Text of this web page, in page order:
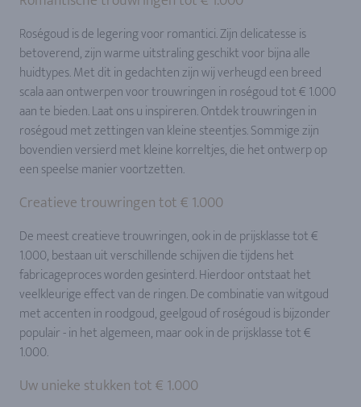
Roségoud is de legering voor romantici. Zijn delicatesse is
betoverend, zijn warme uitstraling geschikt voor bijna alle
huidtypes. Met dit in gedachten zijn wij verheugd een breed
scala aan ontwerpen voor trouwringen in roségoud tot € 1.000
aan te bieden. Laat ons u inspireren. Ontdek trouwringen in
roségoud met zettingen van kleine steentjes. Sommige zijn
bovendien versierd met kleine korreltjes, die het ontwerp op
een speelse manier voortzetten.
Creatieve trouwringen tot € 1.000
De meest creatieve trouwringen, ook in de prijsklasse tot €
1.000, bestaan uit verschillende schijven die tijdens het
fabricageproces worden gesinterd. Hierdoor ontstaat het
veelkleurige effect van de ringen. De combinatie van witgoud
met accenten in roodgoud, geelgoud of roségoud is bijzonder
populair - in het algemeen, maar ook in de prijsklasse tot €
1.000.
Uw unieke stukken tot € 1.000